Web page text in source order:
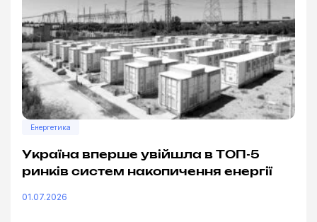
Енергетика
Україна вперше увійшла в ТОП-5
ринків систем накопичення енергії
01.07.2026